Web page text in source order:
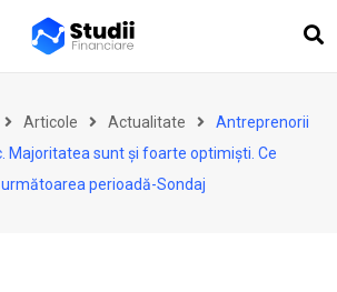
Articole Actualitate
Antreprenorii
Majoritatea sunt și foarte optimiști. Ce
perioadă-Sondaj